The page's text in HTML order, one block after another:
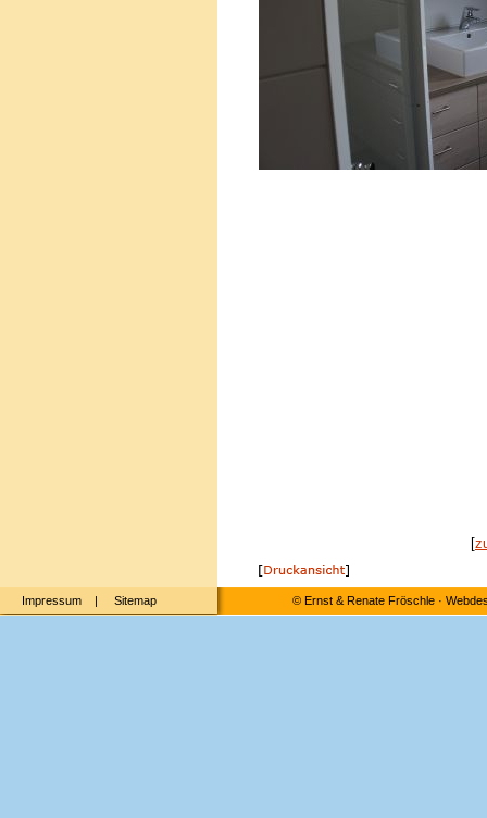
[
Impressum | Sitemap © Ernst & Renate Fröschle·